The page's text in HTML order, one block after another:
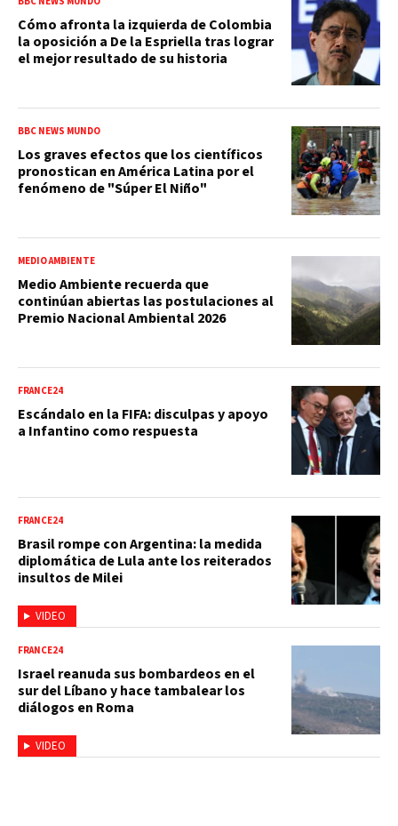
Cómo afronta la izquierda de Colombia
la oposición a De la Espriella tras lograr
el mejor resultado de su historia
BBC NEWS MUNDO
Los graves efectos que los científicos
pronostican en América Latina por el
fenómeno de "Súper El Niño"
MEDIO AMBIENTE
Medio Ambiente recuerda que
continúan abiertas las postulaciones al
Premio Nacional Ambiental 2026
FRANCE24
Escándalo en la FIFA: disculpas y apoyo
a Infantino como respuesta
VIDEO
FRANCE24
Brasil rompe con Argentina: la medida
diplomática de Lula ante los reiterados
insultos de Milei
VIDEO
FRANCE24
Israel reanuda sus bombardeos en el
sur del Líbano y hace tambalear los
diálogos en Roma